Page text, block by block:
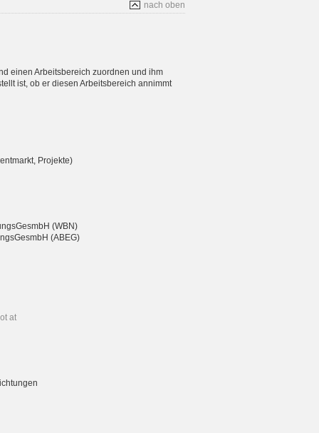
nach oben
einen Arbeitsbereich zuordnen und ihm
ist, ob er diesen Arbeitsbereich annimmt
Projekte)
(WBN)
(ABEG)
at